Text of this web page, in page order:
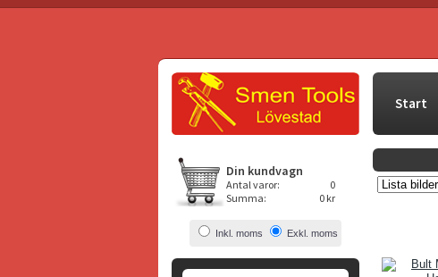
Start
Din kundvagn
Antal varor:
0
Summa:
0 kr
Inkl. moms Exkl. moms